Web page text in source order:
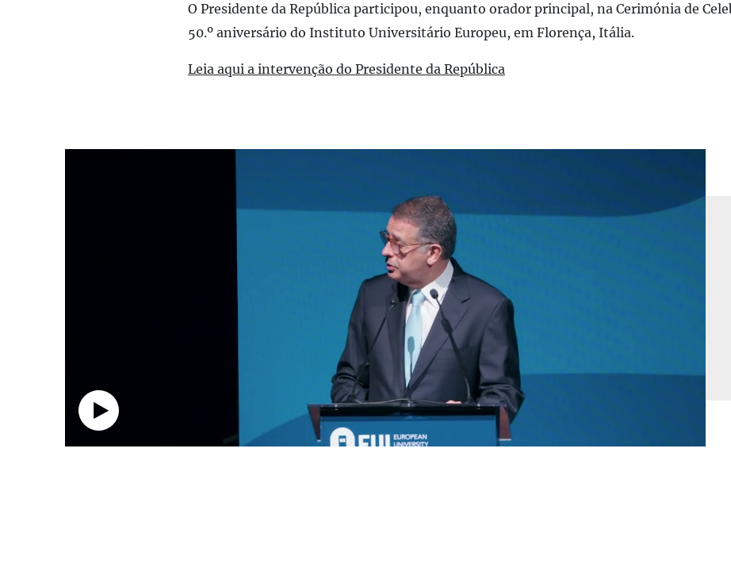
O Presidente da República participou, enquanto orador principal, na Cerimónia de
50.º aniversário do Instituto Universitário Europeu, em Florença, Itália.
Leia aqui a intervenção do Presidente da República